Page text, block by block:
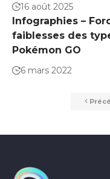
16 août 2025
Infographies –
faiblesses des
Pokémon GO
6 mars 2022